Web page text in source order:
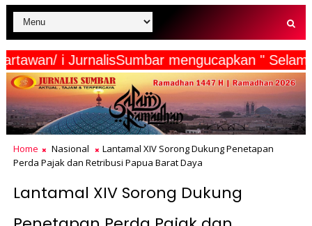
Wartawan/ i JurnalisSumbar mengucapkan
Home Nasional
Lantamal XIV Sorong Dukung Penetapan
Perda Pajak dan Retribusi Papua Barat Daya
Lantamal XIV Sorong Dukung